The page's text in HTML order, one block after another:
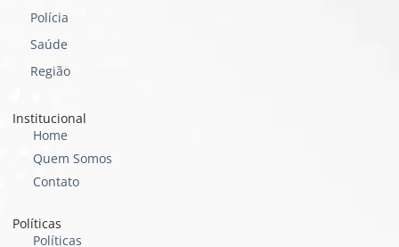
Polícia
Saúde
Região
Institucional
Home
Quem Somos
Contato
Políticas
Políticas